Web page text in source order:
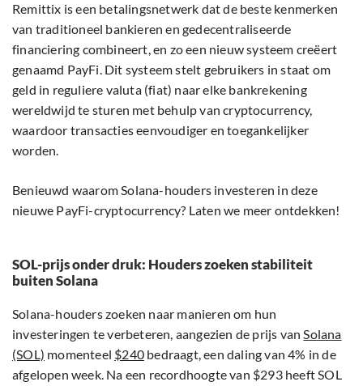
Remittix is een betalingsnetwerk dat de beste kenmerken
van traditioneel bankieren en gedecentraliseerde
financiering combineert, en zo een nieuw systeem creëert
genaamd PayFi. Dit systeem stelt gebruikers in staat om
geld in reguliere valuta (fiat) naar elke bankrekening
wereldwijd te sturen met behulp van cryptocurrency,
waardoor transacties eenvoudiger en toegankelijker
worden.
Benieuwd waarom Solana-houders investeren in deze
nieuwe PayFi-cryptocurrency? Laten we meer ontdekken!
SOL-prijs onder druk: Houders zoeken stabiliteit
buiten Solana
Solana-houders zoeken naar manieren om hun
investeringen te verbeteren, aangezien de prijs vanSolana
(SOL) momenteel $240 bedraagt, een daling van 4% in de
afgelopen week. Na een recordhoogte van $293 heeft SOL